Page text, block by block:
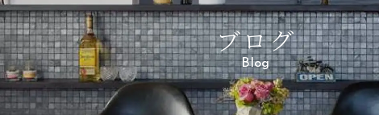
ブログ
Blog